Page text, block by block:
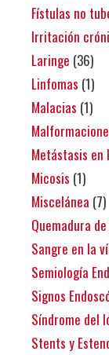
Fístulas no
Irritación
Laringe (36)
Linfomas (1)
Malacias (1)
Metástasis en
Micosis (1)
Miscelánea (7)
Quemadura
Sangre en la
Semiología
Signos
Síndrome del
Stents y